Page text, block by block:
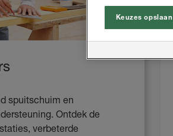
spuitschuim en
Ontdek de
verbeterde
Keuzes opslaan